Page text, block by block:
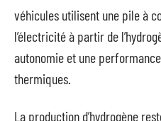
véhicules utilisent une pile à
l’électricité à partir de
autonomie et une
thermiques.
La production d’hydrogène